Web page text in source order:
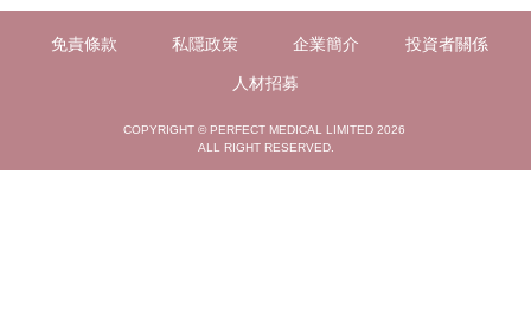
免責條款 私隱政策 企業簡介 投資者關係
人材招募
COPYRIGHT © PERFECT MEDICAL LIMITED 2026
ALL RIGHT RESERVED.